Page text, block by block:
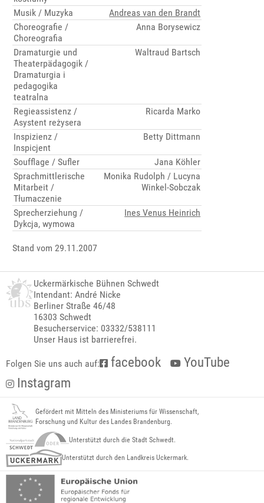
Musik / Muzyka
Andreas van den Brandt
Choreografie /
Choreografia
Anna Borysewicz
Dramaturgie und
Theaterpädagogik /
Dramaturgia i
pedagogika
teatralna
Waltraud Bartsch
Regieassistenz /
Asystent reżysera
Ricarda Marko
Inspizienz /
Inspicjent
Betty Dittmann
Soufflage / Sufler
Jana Köhler
Sprachmittlerische
Mitarbeit /
Tłumaczenie
Monika Rudolph / Lucyna
Winkel-Sobczak
Sprecherziehung /
Dykcja, wymowa
Ines Venus Heinrich
Stand vom 29.11.2007
Uckermärkische Bühnen Schwedt
Intendant: André Nicke
Berliner Straße 46/48
16303 Schwedt
Besucherservice: 03332/538111
Unser Haus ist barrierefrei.
Folgen Sie uns auch auf: facebook
YouTube
Instagram
Gefördert mit Mitteln des Ministeriums für Wissenschaft,
Forschung und Kultur des Landes Brandenburg.
Unterstützt durch die Stadt Schwedt.
Unterstützt durch den Landkreis Uckermark.